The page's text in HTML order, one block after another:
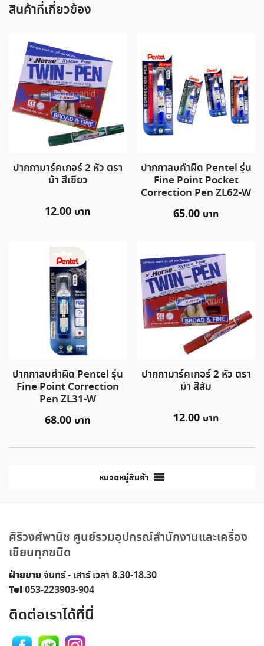
สินค้าที่เกี่ยวข้อง
ปากกามาร์คเกอร์ 2 หัว ตรา
ม้า สีเขียว
12.00
ปากกาลบคำผิด Pentel รุ่น
Fine Point Pocket
Correction Pen ZL62-W
65.00
ปากกาลบคำผิด Pentel รุ่น
Fine Point Correction
Pen ZL31-W
68.00
ปากกามาร์คเกอร์ 2 หัว ตรา
ม้า สีส้ม
12.00
หมวดหมู่สินค้า
ศิริวงศ์พานิช ศูนย์รวมอุปกรณ์สำนักงานและเครื่อง
เขียนทุกชนิด
ฝ่ายขายจันทร์ - เสาร์ เวลา 8.30-18.30
Tel053-223903-904
ติดต่อเราได้ที่นี่